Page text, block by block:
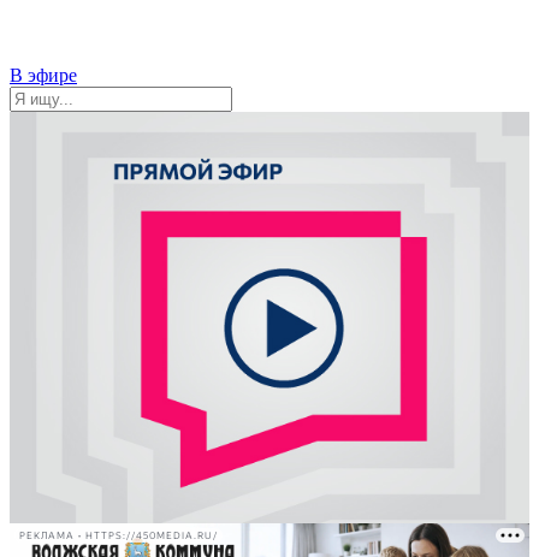
В эфире
РЕКЛАМА • HTTPS://450MEDIA.RU/